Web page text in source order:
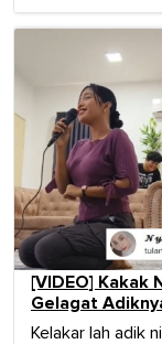
[VIDEO] Kakak
Gelagat
Kelakar lah adik